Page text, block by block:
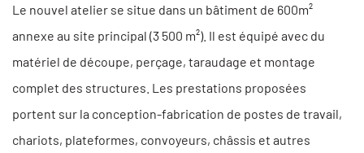
Le nouvel atelier se situe dans un bâtiment de 600m²
annexe au site principal (3 500 m²). Il est équipé avec du
matériel de découpe, perçage, taraudage et montage
complet des structures. Les prestations proposées
portent sur la conception-fabrication de postes de travail,
chariots, plateformes, convoyeurs, châssis et autres